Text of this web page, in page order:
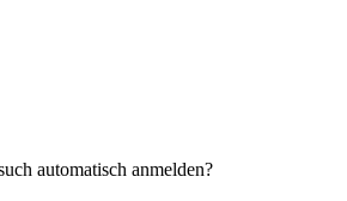
automatisch anmelden?